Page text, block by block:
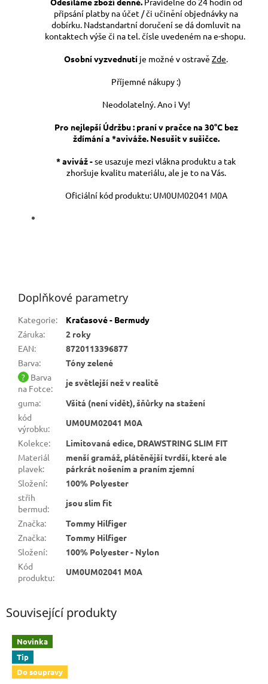
připsání platby na účet / či učinění objednávky na
dobírku. Nadstandartní doručení se dá domluvit na
kontaktech výše či na tel. čísle uvedeném na e-shopu.
Osobní vyzvednutí je možné v ostravě Zde.
Příjemné nákupy :)
Neodolatelný. Ano i Vy!
Pro nejlepší Údržbu : praní v pračce na 30°C bez
ždímání a *aviváže. Nesušit v sušičce.
* aviváž -se usazuje mezi vlákna produktu a tak
zhoršuje kvalitu materiálu, ale je to na Vás.
Oficiální kód produktu: UM0UM02041 M0A
Doplňkové parametry
Kategorie:
Kraťasové - Bermudy
Záruka:
2 roky
EAN:
8720113396877
Barva:
Tóny zelené
? Barva
na Fotce:
je světlejší než v realitě
guma:
Všitá (není vidět), šňůrky na stažení
kód
výrobku:
UM0UM02041 M0A
Kolekce:
Limitovaná edice, DRAWSTRING SLIM FIT
Materiál
plavek:
menší gramáž, plátěnější tvrdší, které ale
párkrát nošením a praním zjemní
Složení:
100% Polyester
střih
bermud:
jsou slim fit
Značka:
Tommy Hilfiger
Značka:
Tommy Hilfiger
Složení:
100% Polyester - Nylon
Kód
produktu:
UM0UM02041 M0A
Související produkty
Novinka
Tip
Do soupravy